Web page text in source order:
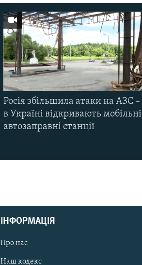
Росія збільшила атаки на АЗС –
в Україні відкривають мобільні
автозаправні станції
ІНФОРМАЦІЯ
Про нас
Наш кодекс